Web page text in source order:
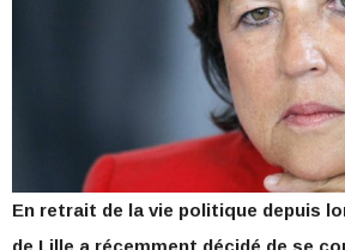
En retrait de la vie politique depuis
de Lille a récemment décidé de se